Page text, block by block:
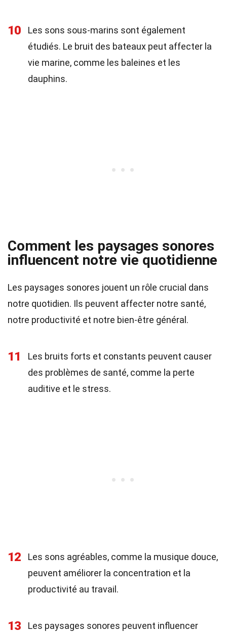
10
Les sons sous-marins sont également
étudiés. Le bruit des bateaux peut affecter la
vie marine, comme les baleines et les
dauphins.
Comment les paysages sonores
influencent notre vie quotidienne
Les paysages sonores jouent un rôle crucial dans
notre quotidien. Ils peuvent affecter notre santé,
notre productivité et notre bien-être général.
11
Les bruits forts et constants peuvent causer
des problèmes de santé, comme la perte
auditive et le stress.
12
Les sons agréables, comme la musique douce,
peuvent améliorer la concentration et la
productivité au travail.
13
Les paysages sonores peuvent influencer